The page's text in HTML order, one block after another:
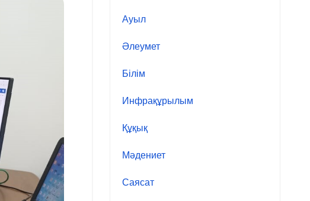
Ауыл
Әлеумет
Білім
Инфрақұрылым
Құқық
Мәдениет
Саясат